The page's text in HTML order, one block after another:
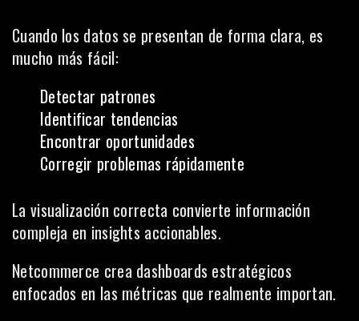
Cuando los datos se presentan de forma clara, es
mucho más fácil:
Detectar patrones
Identificar tendencias
Encontrar oportunidades
Corregir problemas rápidamente
La visualización correcta convierte información
compleja en insights accionables.
Netcommerce crea dashboards estratégicos
enfocados en las métricas que realmente importan.